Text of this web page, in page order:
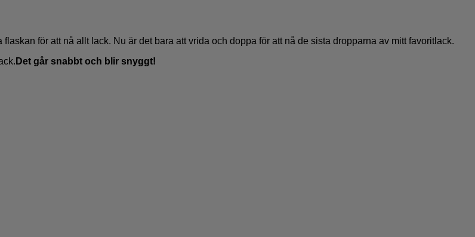
för att nå allt lack. Nu är det bara att vrida och doppa för att nå de sista dropparna av mitt favoritlack.
Det går snabbt och blir snyggt!